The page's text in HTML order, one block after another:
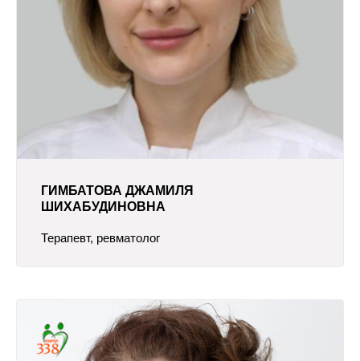
ГИМБАТОВА ДЖАМИЛЯ
ШИХАБУДИНОВНА
Терапевт, ревматолог